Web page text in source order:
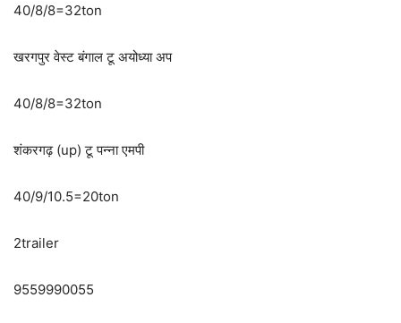
40/8/8=32ton
खरगपुर वेस्ट बंगाल टू अयोध्या अप
40/8/8=32ton
शंकरगढ़ (up) टू पन्ना एमपी
40/9/10.5=20ton
2trailer
9559990055